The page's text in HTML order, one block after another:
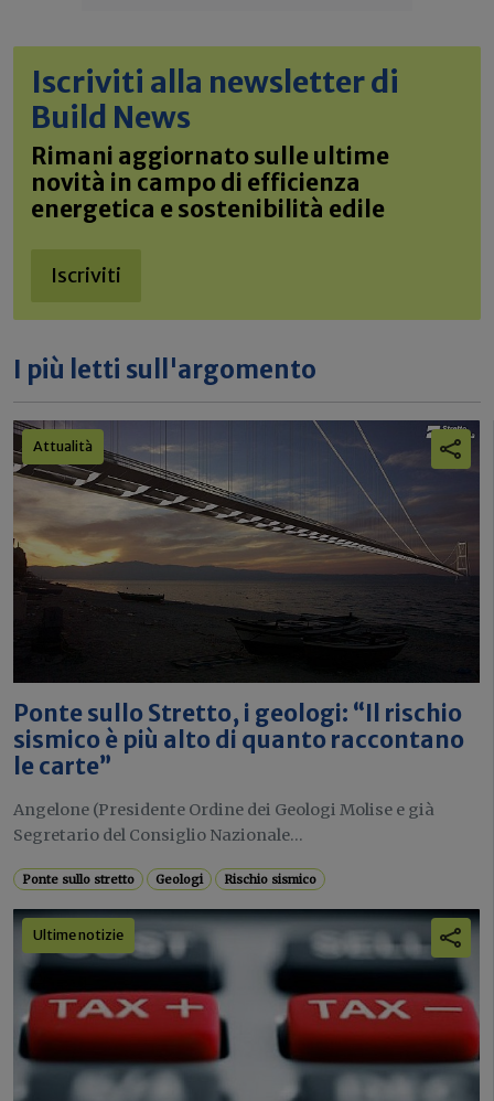
Iscriviti alla newsletter di
Build News
Rimani aggiornato sulle ultime
novità in campo di efficienza
energetica e sostenibilità edile
Iscriviti
I più letti sull'argomento
Attualità
Ponte sullo Stretto, i geologi: “Il rischio
sismico è più alto di quanto raccontano
le carte”
Angelone (Presidente Ordine dei Geologi Molise e già
Segretario del Consiglio Nazionale...
Ponte sullo stretto Geologi Rischio sismico
Ultime notizie